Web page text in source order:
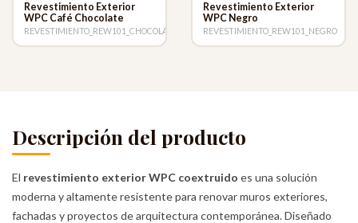
Revestimiento Exterior
WPC Café Chocolate
REVESTIMIENTO_REW101_CHOCOLATE
Revestimiento Exterior
WPC Negro
REVESTIMIENTO_REW101_NEGRO
Descripción del producto
El revestimiento exterior WPC coextruido es una solución
moderna y altamente resistente para renovar muros exteriores,
fachadas y proyectos de arquitectura contemporánea. Diseñado